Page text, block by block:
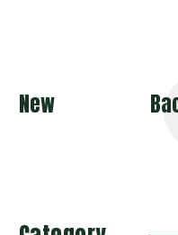
New